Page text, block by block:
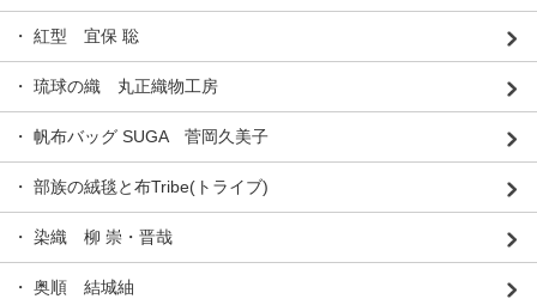
・ 紅型 宜保 聡
・ 琉球の織 丸正織物工房
・ 帆布バッグ SUGA 菅岡久美子
・ 部族の絨毯と布Tribe(トライブ)
・ 染織 柳 崇・晋哉
・ 奥順 結城紬